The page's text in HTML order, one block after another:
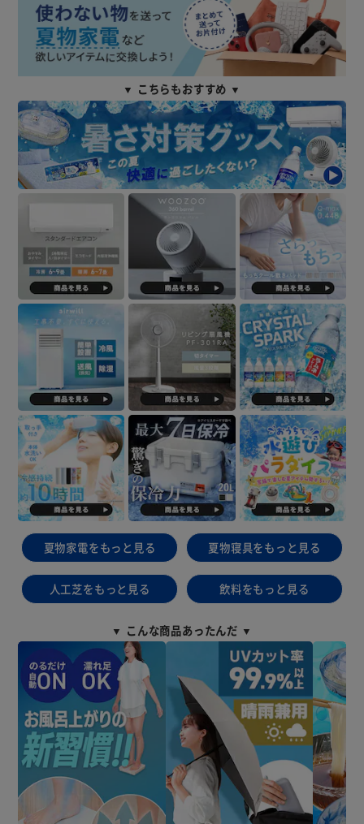
▼ こちらもおすすめ ▼
夏物家電をもっと見る 夏物寝具をもっと見る
人工芝をもっと見る 飲料をもっと見る
▼ こんな商品あったんだ ▼